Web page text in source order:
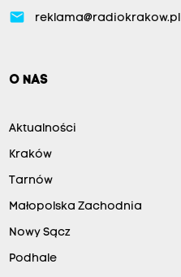
email reklama@radiokrakow.pl
O NAS
Aktualności
Kraków
Tarnów
Małopolska Zachodnia
Nowy Sącz
Podhale